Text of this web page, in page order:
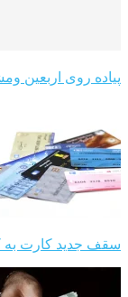
پیاده روی اربعین
سقف جدید کارت به